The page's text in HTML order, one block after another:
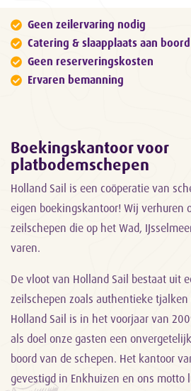
Geen zeilervaring nodig
Catering & slaapplaats aan boord
Geen reserveringskosten
Ervaren bemanning
Boekingskantoor voor
platbodemschepen
Holland Sail is een coöperatie van
eigen boekingskantoor! Wij verhuren
zeilschepen die op het Wad,
varen.
De vloot van Holland Sail bestaat uit
zeilschepen zoals authentieke
Holland Sail is in het voorjaar van
als doel onze gasten een
boord van de schepen. Het kantoor
gevestigd in Enkhuizen en ons motto